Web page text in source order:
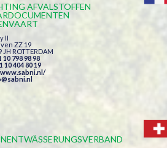
AFVALSTOFFEN
II
ZZ 19
JH ROTTERDAM
10 798 98 98
10 404 80 19